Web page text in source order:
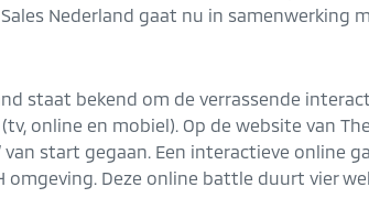
Nederland gaat nu in samenwerking
staat bekend om de verrassende
online en mobiel). Op de website van
start gegaan. Een interactieve online
omgeving. Deze online battle duurt vier